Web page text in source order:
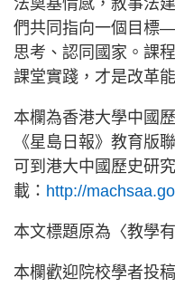
法奠基情感，敘事法
們共同指向一個目標
思考、認同國家。課
課堂實踐，才是改革
本欄為香港大學中國
《星島日報》教育版
可到港大中國歷史研
載： http://
本文標題原為〈教學
本欄歡迎院校學者投